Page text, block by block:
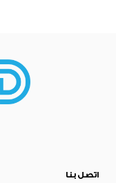
اتصل بنا